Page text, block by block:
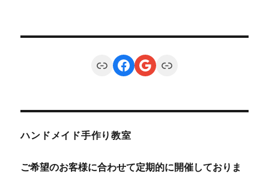
LinkFacebook
Google
Link
ハンドメイド手作り教室
ご希望のお客様に合わせて定期的に開催しておりま